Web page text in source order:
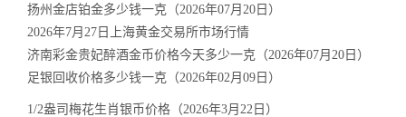
扬州金店铂金多少钱一克（2026年07月20日）
2026年7月27日上海黄金交易所市场行情
济南彩金贵妃醉酒金币价格今天多少一克（2026年07月20日）
足银回收价格多少钱一克（2026年02月09日）
1/2盎司梅花生肖银币价格（2026年3月22日）